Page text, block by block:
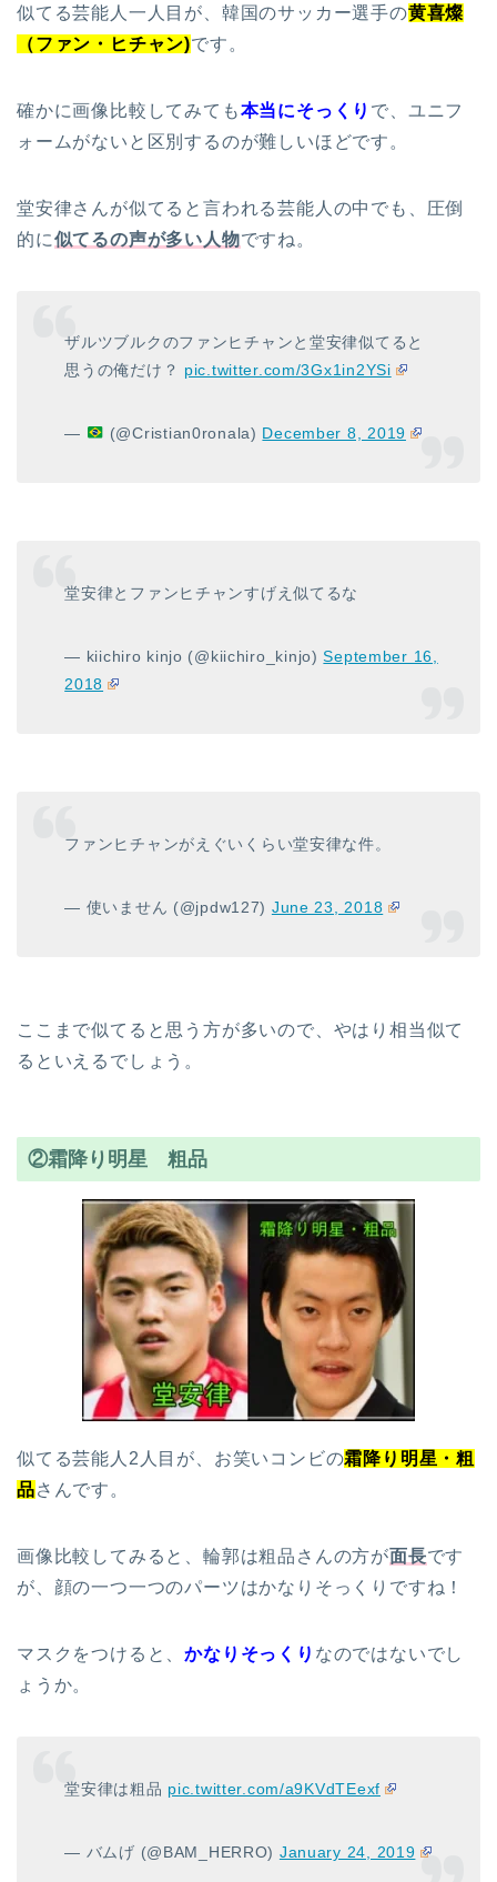
似てる芸能人一人目が、韓国のサッカー選手の黄喜燦
（ファン・ヒチャン)です。
確かに画像比較してみても本当にそっくり で、ユニフ
ォームがないと区別するのが難しいほどです。
堂安律さんが似てると言われる芸能人の中でも、圧倒
的に似てるの声が多い人物ですね。
ザルツブルクのファンヒチャンと堂安律似てると
思うの俺だけ？ pic.twitter.com/3Gx1in2YSi
— (@Cristian0ronala) December 8, 2019
堂安律とファンヒチャンすげえ似てるな
— kiichiro kinjo (@kiichiro_kinjo)September 16,
2018
ファンヒチャンがえぐいくらい堂安律な件。
— 使いません (@jpdw127) June 23, 2018
ここまで似てると思う方が多いので、やはり相当似て
るといえるでしょう。
②霜降り明星 粗品
似てる芸能人2人目が、お笑いコンビの霜降り明星・粗
品さんです。
画像比較してみると、輪郭は粗品さんの方が面長です
が、顔の一つ一つのパーツはかなりそっくりですね！
マスクをつけると、かなりそっくり なのではないでし
ょうか。
堂安律は粗品 pic.twitter.com/a9KVdTEexf
— バムげ (@BAM_HERRO) January 24, 2019